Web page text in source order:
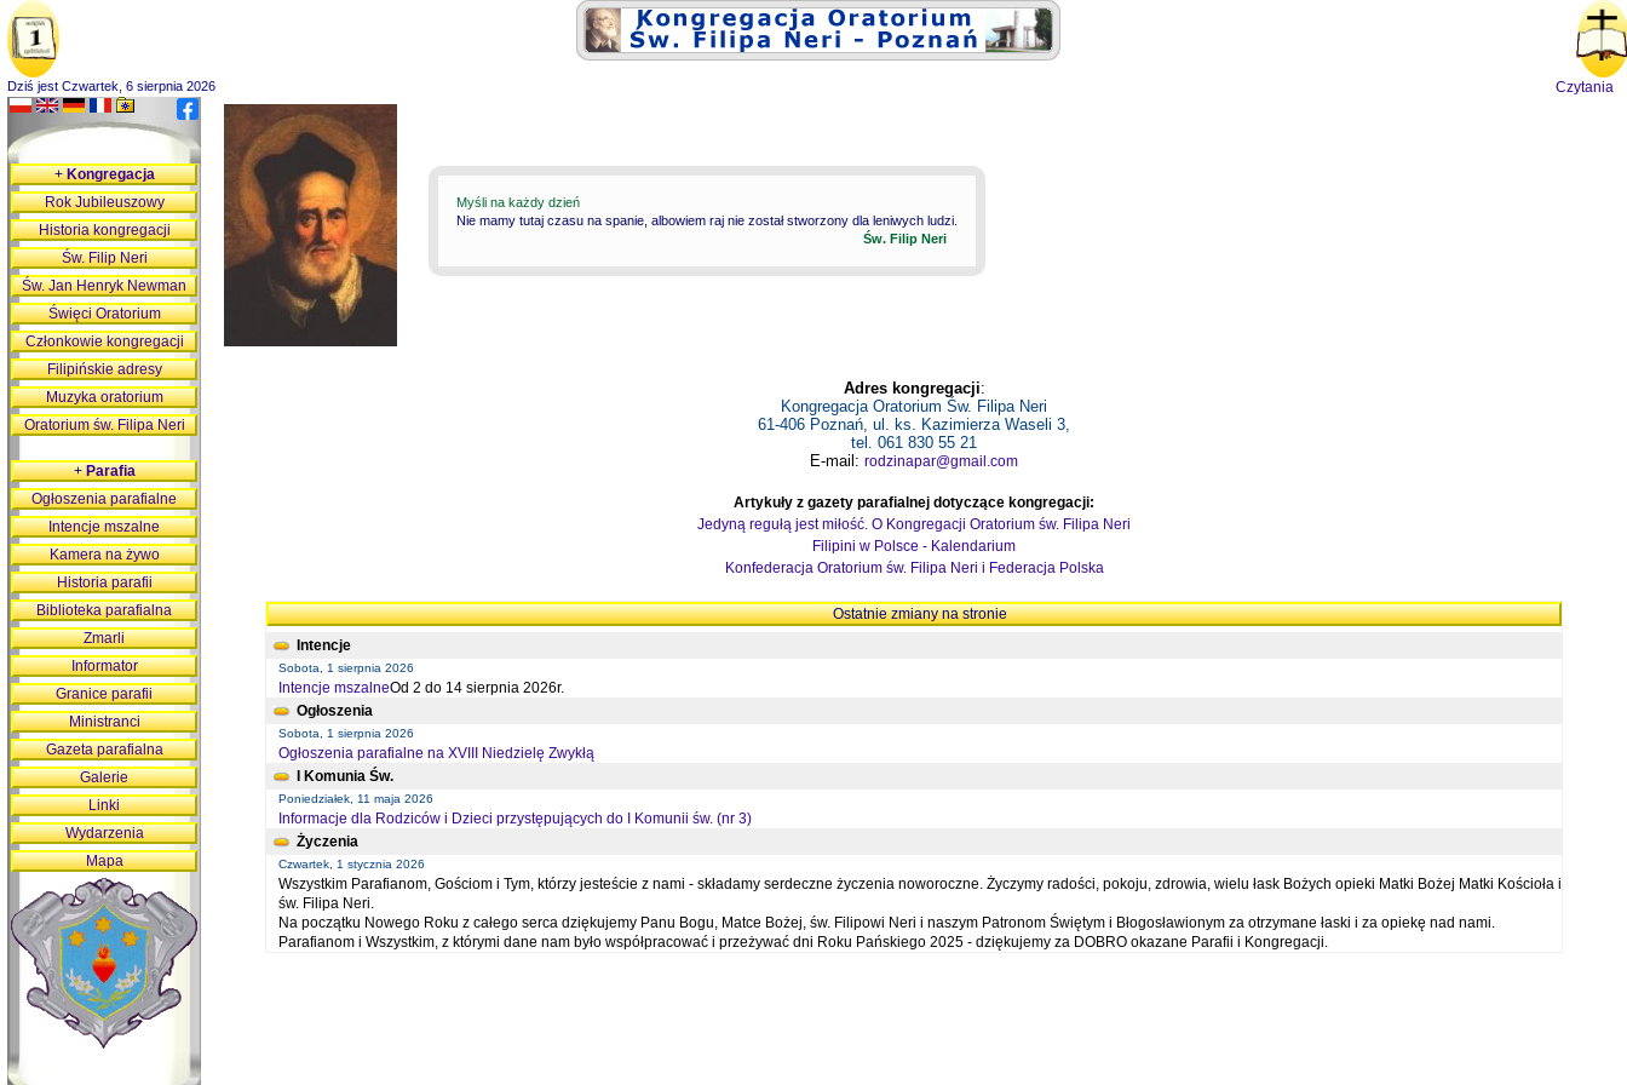
Dziś jest Czwartek, 6 sierpnia 2026 Czytania
Myśli na każdy dzień
Nie mamy tutaj czasu na spanie, albowiem raj nie został stworzony dla leniwych ludzi.
Św. Filip Neri
Adres kongregacji:
Kongregacja Oratorium Św. Filipa Neri
61-406 Poznań, ul. ks. Kazimierza Waseli 3,
tel. 061 830 55 21
E-mail: rodzinapar@gmail.com
Artykuły z gazety parafialnej dotyczące kongregacji:
Jedyną regułą jest miłość. O Kongregacji Oratorium św. Filipa Neri
Filipini w Polsce - Kalendarium
Konfederacja Oratorium św. Filipa Neri i Federacja Polska
Ostatnie zmiany na stronie
Intencje
Sobota, 1 sierpnia 2026
Intencje mszalneOd 2 do 14 sierpnia 2026r.
Ogłoszenia
Sobota, 1 sierpnia 2026
Ogłoszenia parafialne na XVIII Niedzielę Zwykłą
I Komunia Św.
Poniedziałek, 11 maja 2026
Informacje dla Rodziców i Dzieci przystępujących do I Komunii św. (nr 3)
Życzenia
Czwartek, 1 stycznia 2026
Wszystkim Parafianom, Gościom i Tym, którzy jesteście z nami - składamy serdeczne życzenia noworoczne. Życzymy radości, pokoju, zdrowia, wielu łask Bożych opieki Matki Bożej Matki Kościoła i
św. Filipa Neri.
Na początku Nowego Roku z całego serca dziękujemy Panu Bogu, Matce Bożej, św. Filipowi Neri i naszym Patronom Świętym i Błogosławionym za otrzymane łaski i za opiekę nad nami.
Parafianom i Wszystkim, z którymi dane nam było współpracować i przeżywać dni Roku Pańskiego 2025 - dziękujemy za DOBRO okazane Parafii i Kongregacji.
+Kongregacja
Rok Jubileuszowy
Historia kongregacji
Św. Filip Neri
Św. Jan Henryk Newman
Święci Oratorium
Członkowie kongregacji
Filipińskie adresy
Muzyka oratorium
Oratorium św. Filipa Neri
+Parafia
Ogłoszenia parafialne
Intencje mszalne
Kamera na żywo
Historia parafii
Biblioteka parafialna
Zmarli
Informator
Granice parafii
Ministranci
Gazeta parafialna
Galerie
Linki
Wydarzenia
Mapa